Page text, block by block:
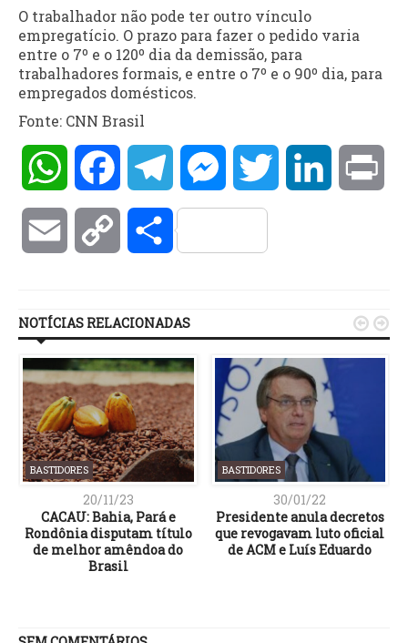
O trabalhador não pode ter outro vínculo
empregatício. O prazo para fazer o pedido varia
entre o 7º e o 120º dia da demissão, para
trabalhadores formais, e entre o 7º e o 90º dia, para
empregados domésticos.
Fonte: CNN Brasil
WhatsAppFacebookTelegramMessengerTwitter LinkedIn
Email Copy Compartilhar
NOTÍCIAS RELACIONADAS
BASTIDORES
20/11/23
CACAU: Bahia, Pará e
Rondônia disputam título
de melhor amêndoa do
Brasil
BASTIDORES
30/01/22
Presidente anula decretos
que revogavam luto oficial
de ACM e Luís Eduardo
 